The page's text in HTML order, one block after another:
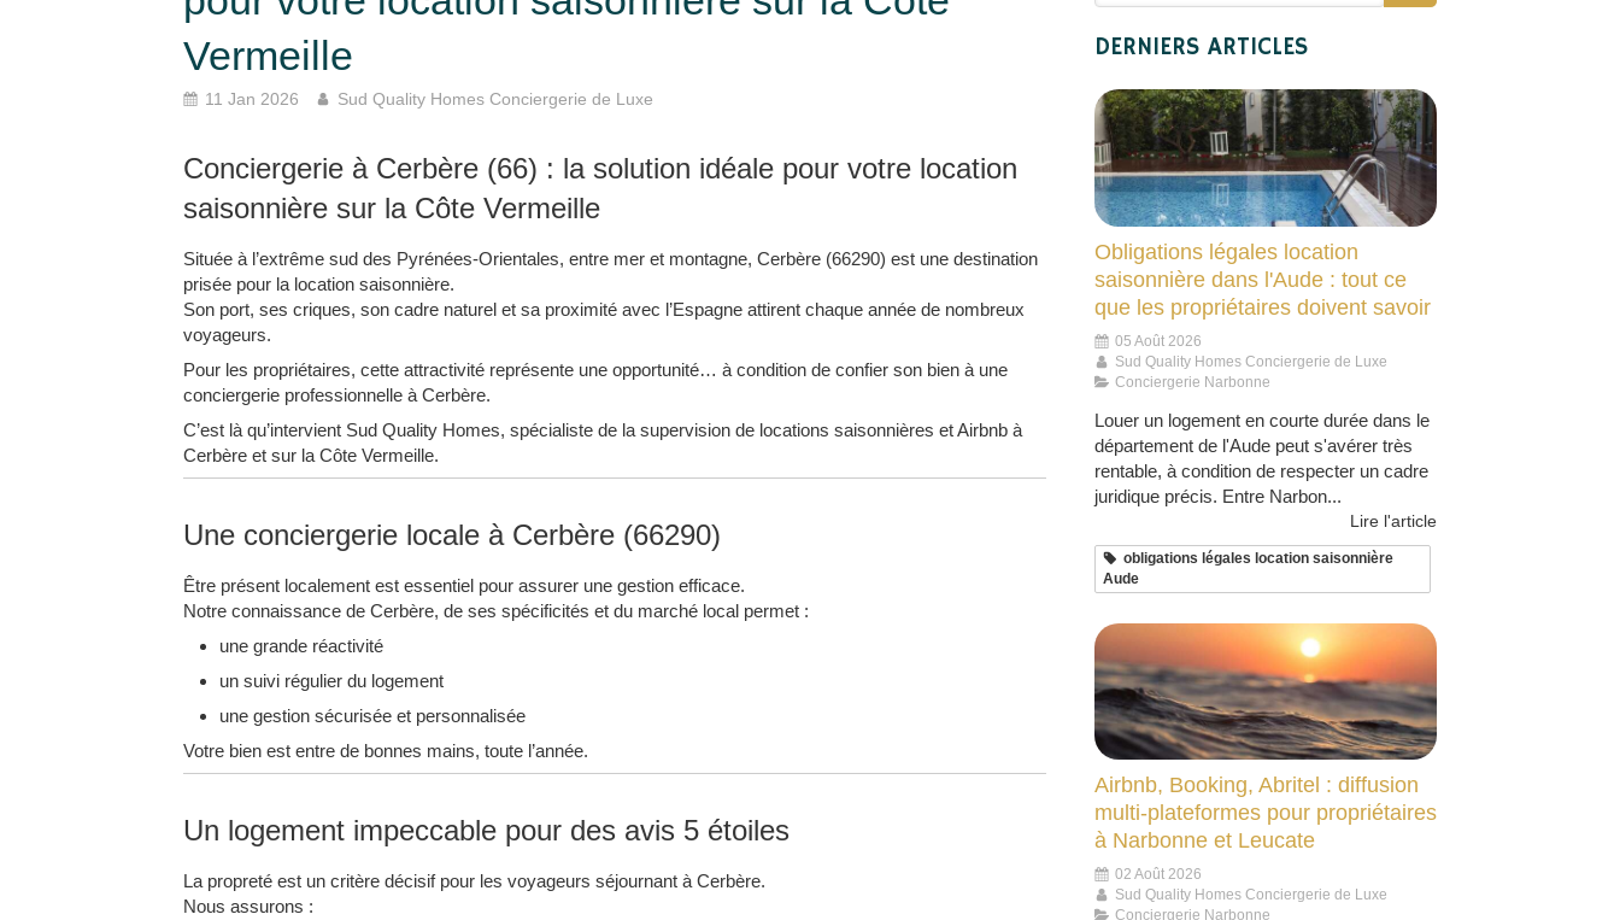
Vermeille
11 Jan 2026 Sud Quality Homes Conciergerie de Luxe
Conciergerie à Cerbère (66) : la solution idéale pour votre location
saisonnière sur la Côte Vermeille
Située à l’extrême sud des Pyrénées-Orientales, entre mer et montagne, Cerbère (66290) est une destination
prisée pour la location saisonnière.
Son port, ses criques, son cadre naturel et sa proximité avec l’Espagne attirent chaque année de nombreux
voyageurs.
Pour les propriétaires, cette attractivité représente une opportunité… à condition de confier son bien à une
conciergerie professionnelle à Cerbère.
C’est là qu’intervient Sud Quality Homes, spécialiste de la supervision de locations saisonnières et Airbnb à
Cerbère et sur la Côte Vermeille.
Une conciergerie locale à Cerbère (66290)
Être présent localement est essentiel pour assurer une gestion efficace.
Notre connaissance de Cerbère, de ses spécificités et du marché local permet :
une grande réactivité
un suivi régulier du logement
une gestion sécurisée et personnalisée
Votre bien est entre de bonnes mains, toute l’année.
Un logement impeccable pour des avis 5 étoiles
La propreté est un critère décisif pour les voyageurs séjournant à Cerbère.
Nous assurons :
DERNIERS ARTICLES
Obligations légales location
saisonnière dans l'Aude : tout ce
que les propriétaires doivent savoir
05 Août 2026
Sud Quality Homes Conciergerie de Luxe
Conciergerie Narbonne
Louer un logement en courte durée dans le
département de l'Aude peut s'avérer très
rentable, à condition de respecter un cadre
juridique précis. Entre Narbon...
Lire l'article
obligations légales location saisonnière
Aude
Airbnb, Booking, Abritel : diffusion
multi-plateformes pour propriétaires
à Narbonne et Leucate
02 Août 2026
Sud Quality Homes Conciergerie de Luxe
Conciergerie Narbonne